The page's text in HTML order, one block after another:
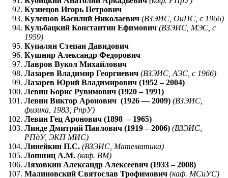
Кузнецов Игорь Петрович
Кулешов Василий Николаевич (ВЗЭИС, ОиПС, с 1966)
Кульбацкий Константин Ефимович (ВЗЭИС, МЭС, с
1959)
Купалян Степан Давидович
Кушнир Александр Федорович
Лавров Вукол Михайлович
Лазарев Владимир Георгиевич (ВЗЭИС, АЭС, с 1966)
Лазарев Юрий Владимирович (1952 – 2004)
Левин Борис Рувимович (1920 – 1991)
Левин Виктор Аронович (1926 — 2009) (ВЗЭИС,
физика, 1983, РпрУ)
Левин Гец Аронович (1898 – 1965)
Линде Дмитрий Павлович (1919 – 2006) (ВЗЭИС,
РПдУ, ЭКП МИС)
Линейкин П.С. (ВЗЭИС, Математика)
Лопшиц А.М. (каф. ВМ)
Ляховкин Александр Алексеевич (1933 – 2008)
Малиновский Святослав Трофимович (каф. МСиУС)